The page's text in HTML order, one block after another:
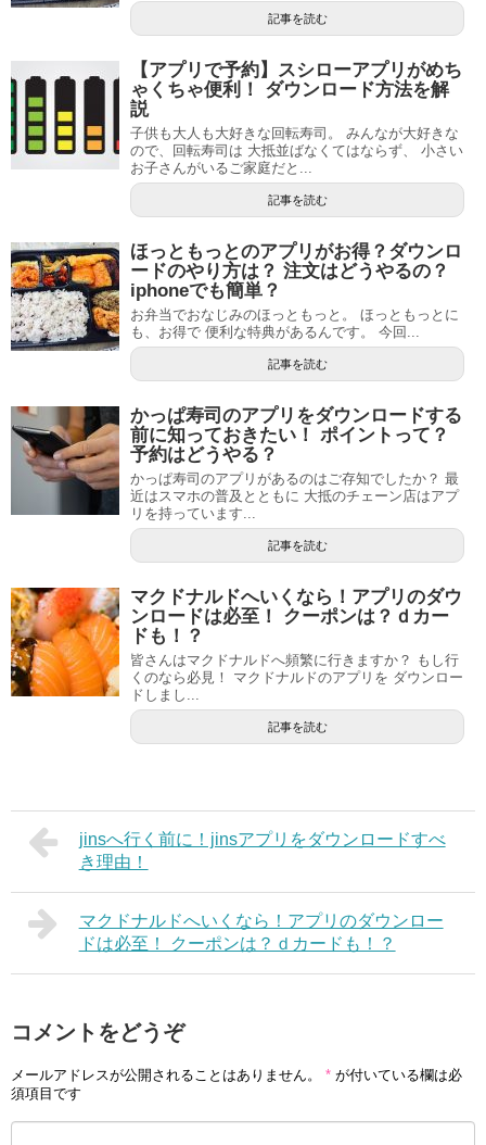
記事を読む
【アプリで予約】スシローアプリがめち
ゃくちゃ便利！ ダウンロード方法を解
説
子供も大人も大好きな回転寿司。 みんなが大好きな
ので、回転寿司は 大抵並ばなくてはならず、 小さい
お子さんがいるご家庭だと...
記事を読む
ほっともっとのアプリがお得？ダウンロ
ードのやり方は？ 注文はどうやるの？
iphoneでも簡単？
お弁当でおなじみのほっともっと。 ほっともっとに
も、お得で 便利な特典があるんです。 今回...
記事を読む
かっぱ寿司のアプリをダウンロードする
前に知っておきたい！ ポイントって？
予約はどうやる？
かっぱ寿司のアプリがあるのはご存知でしたか？ 最
近はスマホの普及とともに 大抵のチェーン店はアプ
リを持っています...
記事を読む
マクドナルドへいくなら！アプリのダウ
ンロードは必至！ クーポンは？ｄカー
ドも！？
皆さんはマクドナルドへ頻繁に行きますか？ もし行
くのなら必見！ マクドナルドのアプリを ダウンロー
ドしまし...
記事を読む
jinsへ行く前に！jinsアプリをダウンロードすべ
き理由！
マクドナルドへいくなら！アプリのダウンロー
ドは必至！ クーポンは？ｄカードも！？
コメントをどうぞ
メールアドレスが公開されることはありません。 * が付いている欄は必
須項目です